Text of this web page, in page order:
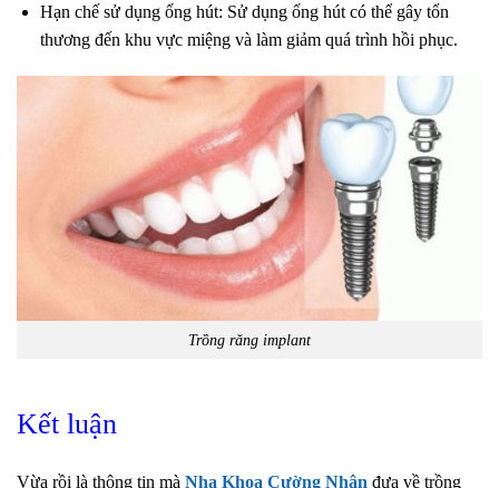
Hạn chế sử dụng ống hút: Sử dụng ống hút có thể gây tổn
thương đến khu vực miệng và làm giảm quá trình hồi phục.
Trồng răng implant
Kết luận
Vừa rồi là thông tin mà Nha Khoa Cường Nhân đưa về trồng